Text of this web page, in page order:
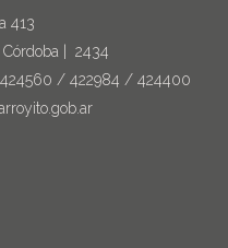
413
| 2434
424560 / 422984 / 424400